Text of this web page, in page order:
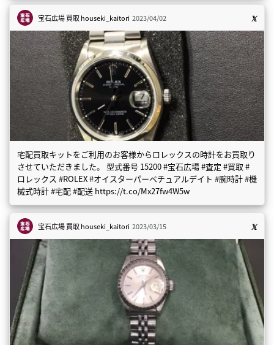
宝石広場 買取houseki_kaitori 2023/04/02
宅配買取キットをご利用のお客様からロレックスの時計をお買取り
させていただきました。 型式番号 15200 #宝石広場 #査定 #買取 #
ロレックス #ROLEX #オイスターパーペチュアルデイト #腕時計 #機
械式時計 #宅配 #配送 https://t.co/Mx27fw4W5w
宝石広場 買取houseki_kaitori 2023/03/15